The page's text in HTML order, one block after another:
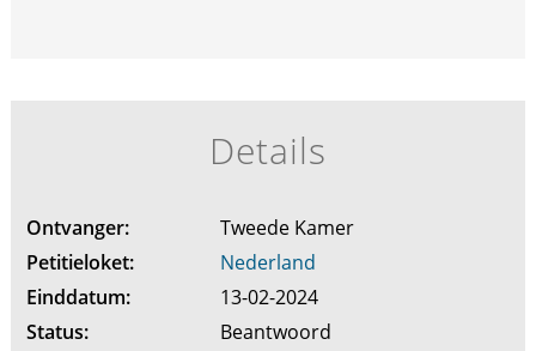
Details
Ontvanger:
Tweede Kamer
Petitieloket:
Nederland
Einddatum:
13-02-2024
Status:
Beantwoord